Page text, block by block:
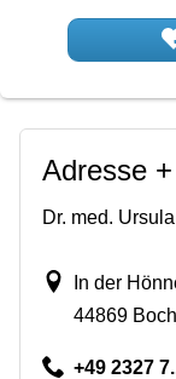
Adresse
Dr. med.
In der
44869
+49 2327